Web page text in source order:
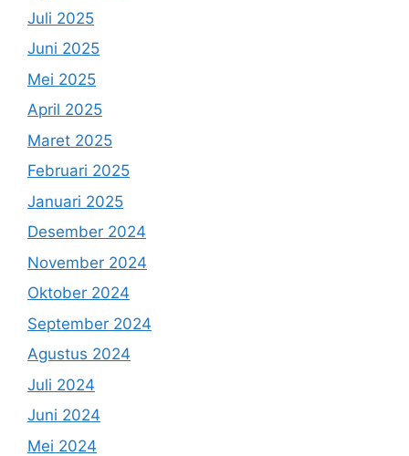
Juli 2025
Juni 2025
Mei 2025
April 2025
Maret 2025
Februari 2025
Januari 2025
Desember 2024
November 2024
Oktober 2024
September 2024
Agustus 2024
Juli 2024
Juni 2024
Mei 2024